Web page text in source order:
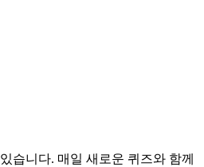
습니다. 매일 새로운 퀴즈와 함께